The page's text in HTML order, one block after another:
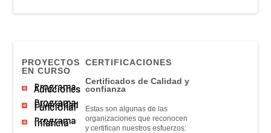
PROYECTOS
EN CURSO
Programa
Adicciones
Programa
Diversidad
Funcional
Programa
Infancia
CERTIFICACIONES
Certificados de Calidad y
confianza
Estas son algunas de las
organizaciones que reconocen
y certifican nuestros esfuerzos: